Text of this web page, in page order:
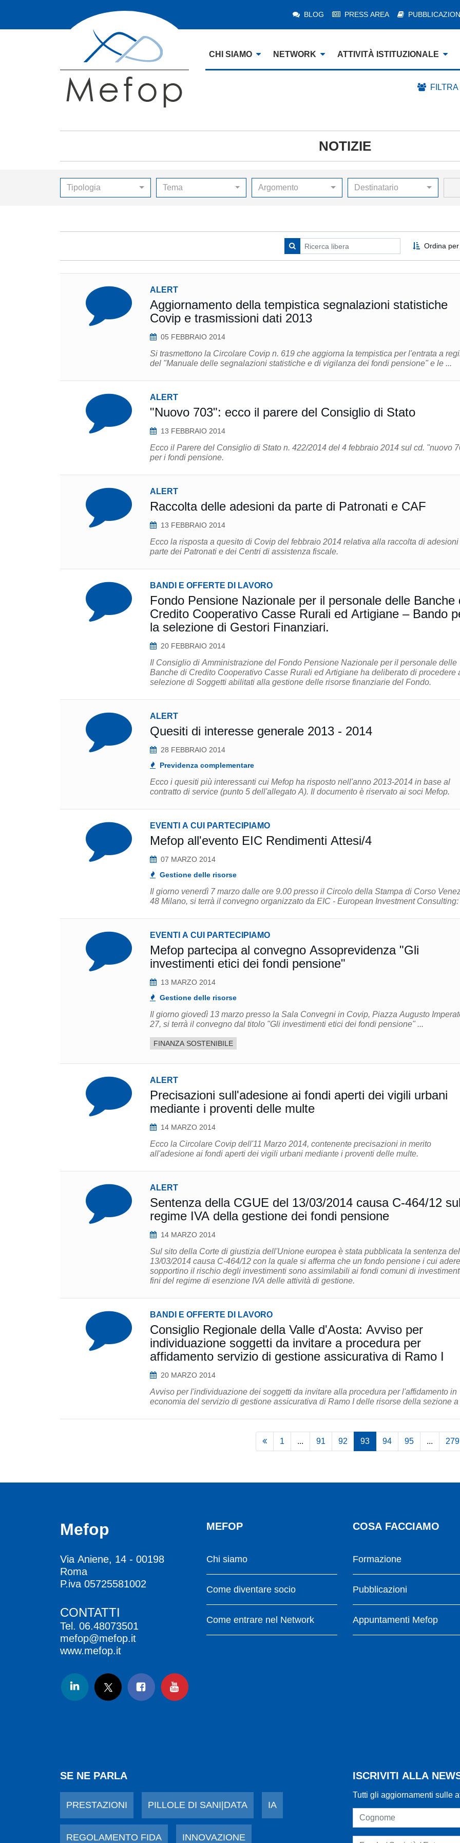
BLOG PRESS AREA
CHI SIAMO NETWORK ATTIVITÀ ISTITUZIONALE
NOTIZIE
Tipologia Tema Argomento Destinatario
Ordina
ALERT
Aggiornamento della tempistica segnalazioni statistiche
Covip e trasmissioni dati 2013
05 FEBBRAIO 2014
Si trasmettono la Circolare Covip n. 619 che aggiorna la tempistica per l'entrata a
del "Manuale delle segnalazioni statistiche e di vigilanza dei fondi pensione" e le ...
ALERT
"Nuovo 703": ecco il parere del Consiglio di Stato
13 FEBBRAIO 2014
Ecco il Parere del Consiglio di Stato n. 422/2014 del 4 febbraio 2014 sul cd. "nuovo
per i fondi pensione.
ALERT
Raccolta delle adesioni da parte di Patronati e CAF
13 FEBBRAIO 2014
Ecco la risposta a quesito di Covip del febbraio 2014 relativa alla raccolta di adesioni
parte dei Patronati e dei Centri di assistenza fiscale.
BANDI E OFFERTE DI LAVORO
Fondo Pensione Nazionale per il personale delle Banche
Credito Cooperativo Casse Rurali ed Artigiane – Bando
la selezione di Gestori Finanziari.
20 FEBBRAIO 2014
Il Consiglio di Amministrazione del Fondo Pensione Nazionale per il personale delle
Banche di Credito Cooperativo Casse Rurali ed Artigiane ha deliberato di procedere
selezione di Soggetti abilitati alla gestione delle risorse finanziarie del Fondo.
ALERT
Quesiti di interesse generale 2013 - 2014
28 FEBBRAIO 2014
Previdenza complementare
Ecco i quesiti più interessanti cui Mefop ha risposto nell'anno 2013-2014 in base al
contratto di service (punto 5 dell'allegato A). Il documento è riservato ai soci Mefop.
EVENTI A CUI PARTECIPIAMO
Mefop all'evento EIC Rendimenti Attesi/4
07 MARZO 2014
Gestione delle risorse
Il giorno venerdì 7 marzo dalle ore 9.00 presso il Circolo della Stampa di Corso
48 Milano, si terrà il convegno organizzato da EIC - European Investment Consulting:
EVENTI A CUI PARTECIPIAMO
Mefop partecipa al convegno Assoprevidenza "Gli
investimenti etici dei fondi pensione"
13 MARZO 2014
Gestione delle risorse
Il giorno giovedì 13 marzo presso la Sala Convegni in Covip, Piazza Augusto
27, si terrà il convegno dal titolo "Gli investimenti etici dei fondi pensione" ...
FINANZA SOSTENIBILE
ALERT
Precisazioni sull'adesione ai fondi aperti dei vigili urbani
mediante i proventi delle multe
14 MARZO 2014
Ecco la Circolare Covip dell'11 Marzo 2014, contenente precisazioni in merito
all'adesione ai fondi aperti dei vigili urbani mediante i proventi delle multe.
ALERT
Sentenza della CGUE del 13/03/2014 causa C-464/12 sul
regime IVA della gestione dei fondi pensione
14 MARZO 2014
Sul sito della Corte di giustizia dell'Unione europea è stata pubblicata la sentenza del
13/03/2014 causa C-464/12 con la quale si afferma che un fondo pensione i cui
sopportino il rischio degli investimenti sono assimilabili ai fondi comuni di
fini del regime di esenzione IVA delle attività di gestione.
BANDI E OFFERTE DI LAVORO
Consiglio Regionale della Valle d'Aosta: Avviso per
individuazione soggetti da invitare a procedura per
affidamento servizio di gestione assicurativa di Ramo I
20 MARZO 2014
Avviso per l'individuazione dei soggetti da invitare alla procedura per l'affidamento in
economia del servizio di gestione assicurativa di Ramo I delle risorse della sezione a
1 ... 91 92 93 94 95 ... 279
Mefop
Via Aniene, 14 - 00198
Roma
P.iva 05725581002
CONTATTI
Tel. 06.48073501
mefop@mefop.it
www.mefop.it
MEFOP
Chi siamo
Come diventare socio
Come entrare nel Network
COSA FACCIAMO
Formazione
Pubblicazioni
Appuntamenti Mefop
SE NE PARLA
PRESTAZIONI PILLOLE DI SANI|DATA IA
REGOLAMENTO FIDA INNOVAZIONE
ISCRIVITI ALLA
Tutti gli aggiornamenti sulle